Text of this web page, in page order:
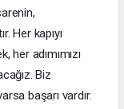
Her kapıyı
adımımızı
Biz
başarı vardır.